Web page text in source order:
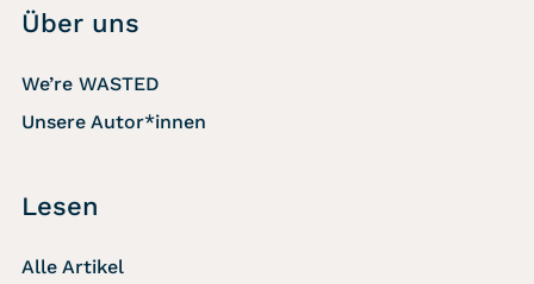
Über uns
We’re WASTED
Unsere Autor*innen
Lesen
Alle Artikel